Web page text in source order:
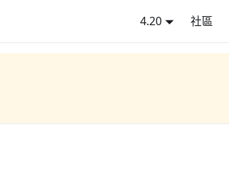
4.20 社區